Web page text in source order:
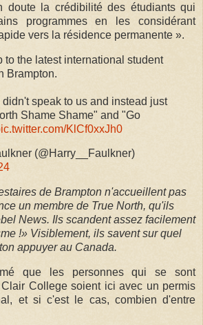
doute la crédibilité des étudiants qui
programmes en les considérant
vers la résidence permanente ».
to the latest international student
Brampton.
speak to us and instead just
Shame Shame" and "Go
KlCf0xxJh0
(@Harry__Faulkner)
de Brampton n'accueillent pas
un membre de True North, qu'ils
News. Ils scandent assez facilement
!» Visiblement, ils savent sur quel
appuyer au Canada.
que les personnes qui se sont
College soient ici avec un permis
et si c'est le cas, combien d'entre